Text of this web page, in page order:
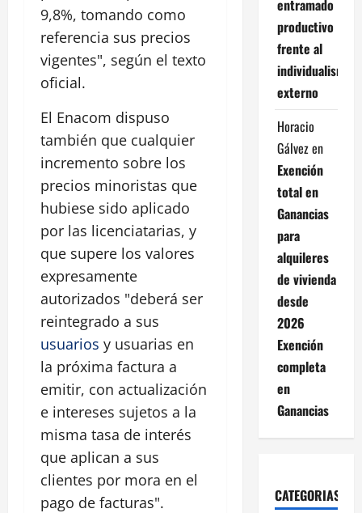
9,8%, tomando como
referencia sus precios
vigentes", según el texto
oficial.
El Enacom dispuso
también que cualquier
incremento sobre los
precios minoristas que
hubiese sido aplicado
por las licenciatarias, y
que supere los valores
expresamente
autorizados "deberá ser
reintegrado a sus
usuarios y usuarias en
la próxima factura a
emitir, con actualización
e intereses sujetos a la
misma tasa de interés
que aplican a sus
clientes por mora en el
pago de facturas".
entramado
productivo
frente al
individualismo
externo
Horacio
Gálvezen
Exención
total en
Ganancias
para
alquileres
de vivienda
desde
2026
Exención
completa
en
Ganancias
CATEGORIAS